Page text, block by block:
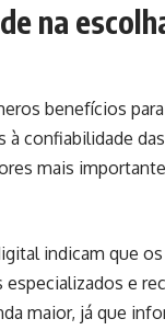
na
benefícios
confiabilidade
mais
indicam que
e
maior, já que